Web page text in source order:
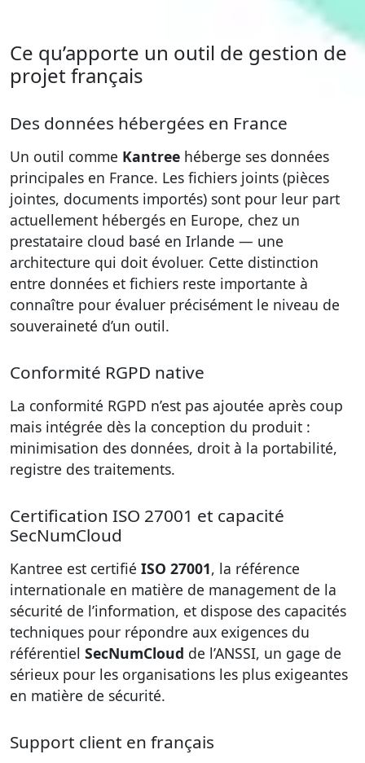
Ce qu’apporte un outil de gestion de
projet français
Des données hébergées en France
Un outil comme Kantree héberge ses données
principales en France. Les fichiers joints (pièces
jointes, documents importés) sont pour leur part
actuellement hébergés en Europe, chez un
prestataire cloud basé en Irlande — une
architecture qui doit évoluer. Cette distinction
entre données et fichiers reste importante à
connaître pour évaluer précisément le niveau de
souveraineté d’un outil.
Conformité RGPD native
La conformité RGPD n’est pas ajoutée après coup
mais intégrée dès la conception du produit :
minimisation des données, droit à la portabilité,
registre des traitements.
Certification ISO 27001 et capacité
SecNumCloud
Kantree est certifié ISO 27001, la référence
internationale en matière de management de la
sécurité de l’information, et dispose des capacités
techniques pour répondre aux exigences du
référentiel SecNumCloud de l’ANSSI, un gage de
sérieux pour les organisations les plus exigeantes
en matière de sécurité.
Support client en français